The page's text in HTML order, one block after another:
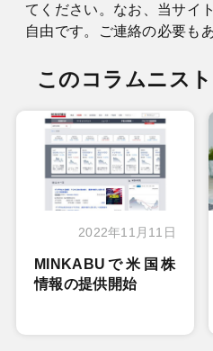
てください。なお、当サイ
自由です。ご連絡の必要も
このコラムニス
2022年11月11日
MINKABUで米国株
情報の提供開始